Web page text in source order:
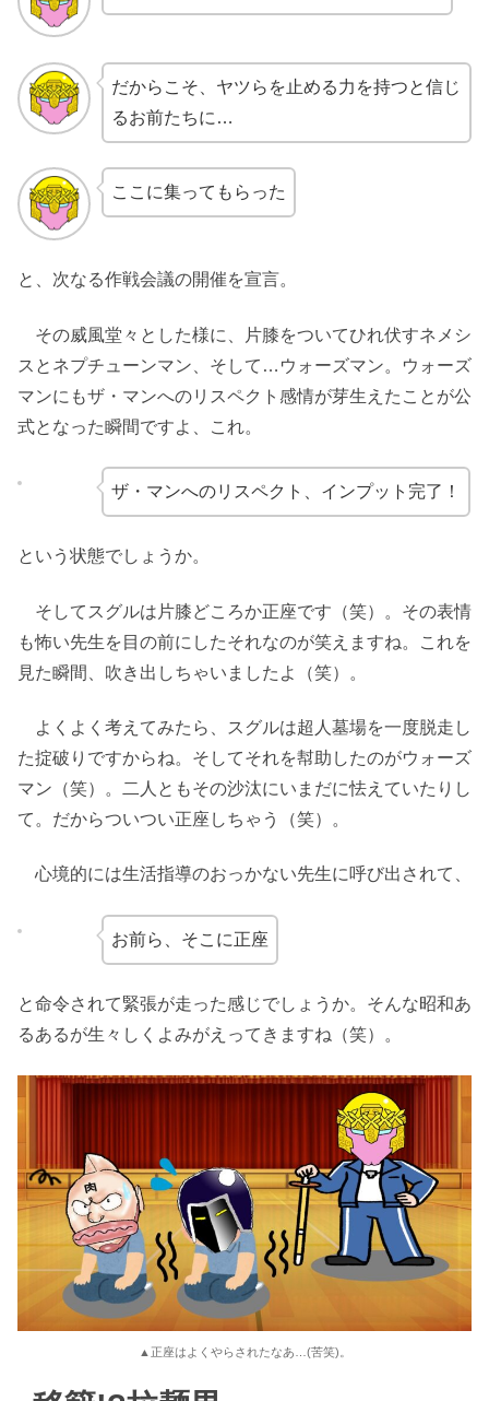
だからこそ、ヤツらを止める力を持つと信じ
るお前たちに…
ここに集ってもらった
と、次なる作戦会議の開催を宣言。
その威風堂々とした様に、片膝をついてひれ伏すネメシ
スとネプチューンマン、そして…ウォーズマン。ウォーズ
マンにもザ・マンへのリスペクト感情が芽生えたことが公
式となった瞬間ですよ、これ。
ザ・マンへのリスペクト、インプット完了！
という状態でしょうか。
そしてスグルは片膝どころか正座です（笑）。その表情
も怖い先生を目の前にしたそれなのが笑えますね。これを
見た瞬間、吹き出しちゃいましたよ（笑）。
よくよく考えてみたら、スグルは超人墓場を一度脱走し
た掟破りですからね。そしてそれを幇助したのがウォーズ
マン（笑）。二人ともその沙汰にいまだに怯えていたりし
て。だからついつい正座しちゃう（笑）。
心境的には生活指導のおっかない先生に呼び出されて、
お前ら、そこに正座
と命令されて緊張が走った感じでしょうか。そんな昭和あ
るあるが生々しくよみがえってきますね（笑）。
▲正座はよくやらされたなあ…(苦笑)。